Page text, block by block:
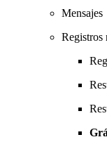
Mensajes
Registros